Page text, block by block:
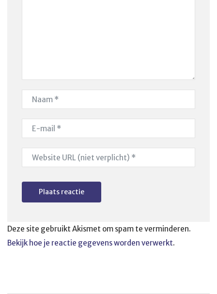
Deze site gebruikt Akismet om spam te verminderen.
Bekijk hoe je reactie gegevens worden verwerkt.